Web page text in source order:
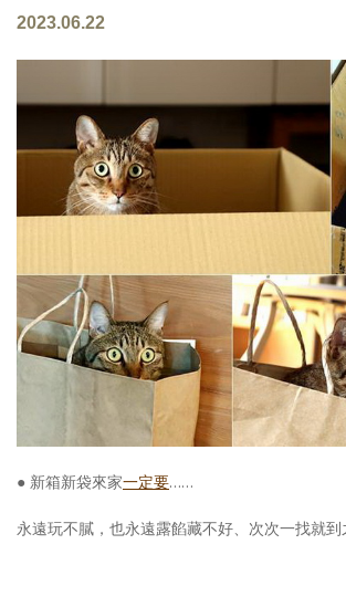
2023.06.22
● 新箱新袋來家一定要……
永遠玩不膩，也永遠露餡藏不好、次次一找就